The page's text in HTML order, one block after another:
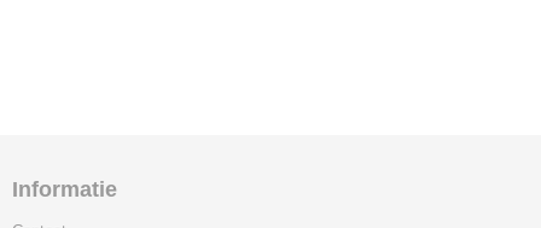
Informatie